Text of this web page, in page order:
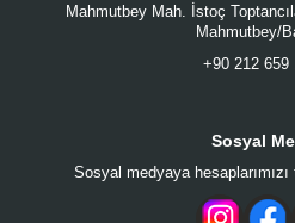
Mahmutbey Mah. İstoç
Mahmutbey/
+90 212 659
Sosyal
Sosyal medyaya